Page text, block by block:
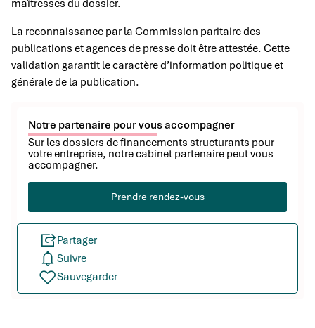
maîtresses du dossier.
La reconnaissance par la Commission paritaire des
publications et agences de presse doit être attestée. Cette
validation garantit le caractère d’information politique et
générale de la publication.
Notre partenaire pour vous accompagner
Sur les dossiers de financements structurants pour
votre entreprise, notre cabinet partenaire peut vous
accompagner.
Prendre rendez-vous
Partager
Suivre
Sauvegarder